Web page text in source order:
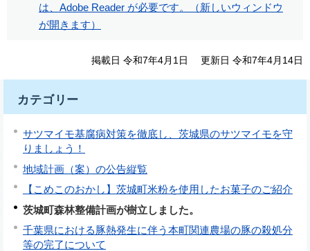
は、Adobe Reader が必要です。（新しいウィンドウ
が開きます）
掲載日 令和7年4月1日 更新日 令和7年4月14日
カテゴリー
サツマイモ基腐病対策を徹底し、茨城県のサツマイモを守
りましょう！
地域計画（案）の公告縦覧
【こめこのおかし】茨城町米粉を使用したお菓子のご紹介
茨城町森林整備計画が樹立しました。
千葉県における豚熱発生に伴う本町関連農場の豚の殺処分
等の完了について